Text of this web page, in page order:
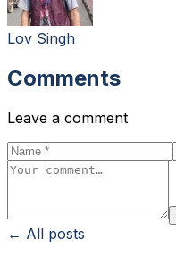
Lov Singh
Comments
Leave a comment
← All posts